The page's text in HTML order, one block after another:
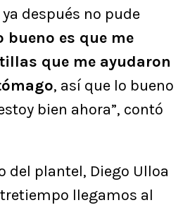
después no pude
bueno es que me
que me ayudaron
, así que lo bueno
bien ahora”, contó
del plantel, Diego Ulloa
llegamos al